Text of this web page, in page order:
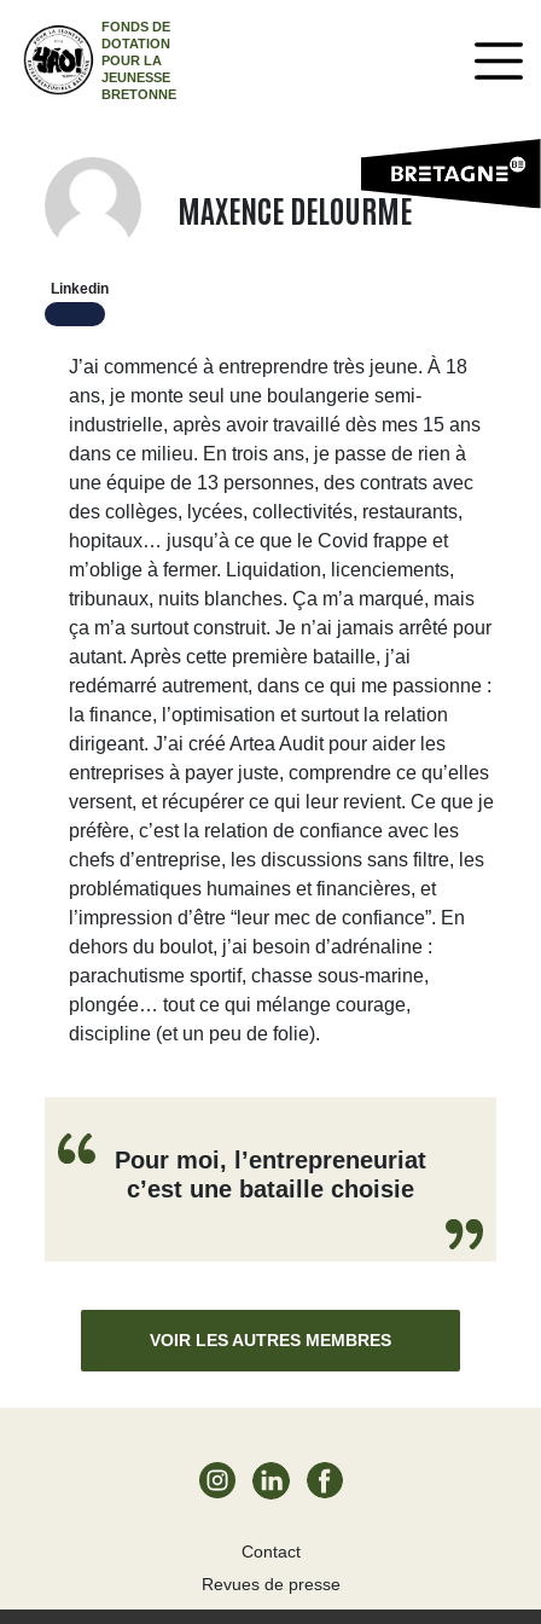
FONDS DE
DOTATION
POUR LA
JEUNESSE
BRETONNE
MAXENCE DELOURME
Linkedin
J’ai commencé à entreprendre très jeune. À 18
ans, je monte seul une boulangerie semi-
industrielle, après avoir travaillé dès mes 15 ans
dans ce milieu. En trois ans, je passe de rien à
une équipe de 13 personnes, des contrats avec
des collèges, lycées, collectivités, restaurants,
hopitaux… jusqu’à ce que le Covid frappe et
m’oblige à fermer. Liquidation, licenciements,
tribunaux, nuits blanches. Ça m’a marqué, mais
ça m’a surtout construit. Je n’ai jamais arrêté pour
autant. Après cette première bataille, j’ai
redémarré autrement, dans ce qui me passionne :
la finance, l’optimisation et surtout la relation
dirigeant. J’ai créé Artea Audit pour aider les
entreprises à payer juste, comprendre ce qu’elles
versent, et récupérer ce qui leur revient. Ce que je
préfère, c’est la relation de confiance avec les
chefs d’entreprise, les discussions sans filtre, les
problématiques humaines et financières, et
l’impression d’être “leur mec de confiance”. En
dehors du boulot, j’ai besoin d’adrénaline :
parachutisme sportif, chasse sous-marine,
plongée… tout ce qui mélange courage,
discipline (et un peu de folie).
Pour moi, l’entrepreneuriat
c’est une bataille choisie
VOIR LES AUTRES MEMBRES
Contact
Revues de presse